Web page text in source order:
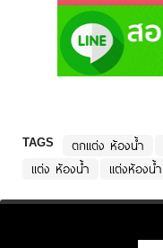
TAGS ตกแต่ง ห้องน้ำ
แต่ง ห้องน้ำ
แต่งห้องน้ำ